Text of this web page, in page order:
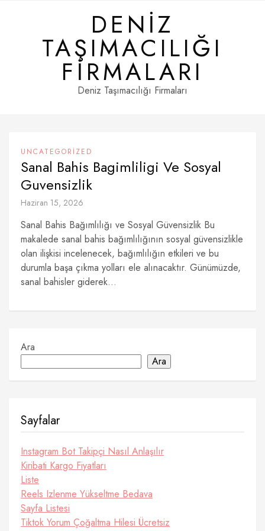
DENIZ
TAŞIMACILIĞI
FIRMALARI
Deniz Taşımacılığı Firmaları
UNCATEGORIZED
Sanal Bahis Bagimliligi Ve Sosyal
Guvensizlik
Haziran 15, 2026
Sanal Bahis Bağımlılığı ve Sosyal Güvensizlik Bu
makalede sanal bahis bağımlılığının sosyal güvensizlikle
olan ilişkisi incelenecek, bağımlılığın etkileri ve bu
durumla başa çıkma yolları ele alınacaktır. Günümüzde,
sanal bahisler giderek...
Ara
Ara
Sayfalar
Instagram Bot Takipçi Nasıl Anlaşılır
Kiribati Kargo Fiyatları
Liste
Reels Izlenme Yükseltme Bedava
Sayfa Listesi
Tiktok Yorum Çoğaltma Hilesi Ücretsiz